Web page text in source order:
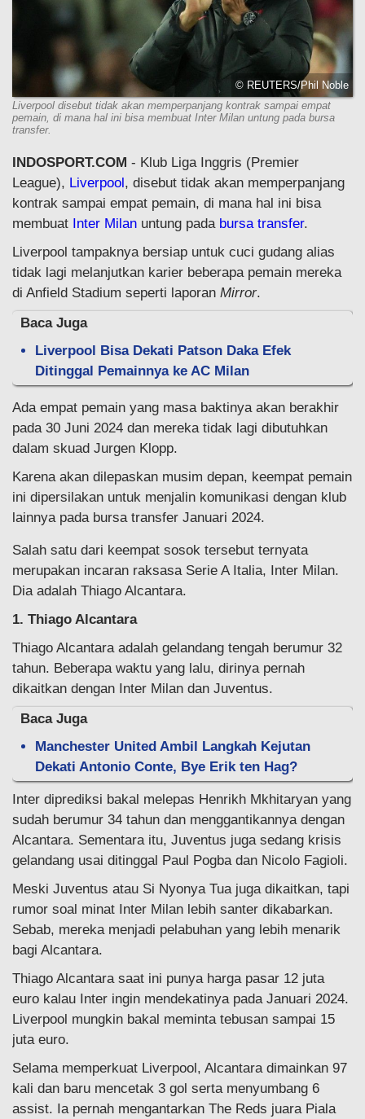
© REUTERS/Phil Noble
Liverpool disebut tidak akan memperpanjang kontrak sampai empat
pemain, di mana hal ini bisa membuat Inter Milan untung pada bursa
transfer.
INDOSPORT.COM - Klub Liga Inggris (Premier
League), Liverpool, disebut tidak akan memperpanjang
kontrak sampai empat pemain, di mana hal ini bisa
membuat Inter Milan untung pada bursa transfer.
Liverpool tampaknya bersiap untuk cuci gudang alias
tidak lagi melanjutkan karier beberapa pemain mereka
di Anfield Stadium seperti laporan Mirror.
Baca Juga
Liverpool Bisa Dekati Patson Daka Efek
Ditinggal Pemainnya ke AC Milan
Ada empat pemain yang masa baktinya akan berakhir
pada 30 Juni 2024 dan mereka tidak lagi dibutuhkan
dalam skuad Jurgen Klopp.
Karena akan dilepaskan musim depan, keempat pemain
ini dipersilakan untuk menjalin komunikasi dengan klub
lainnya pada bursa transfer Januari 2024.
Salah satu dari keempat sosok tersebut ternyata
merupakan incaran raksasa Serie A Italia, Inter Milan.
Dia adalah Thiago Alcantara.
1. Thiago Alcantara
Thiago Alcantara adalah gelandang tengah berumur 32
tahun. Beberapa waktu yang lalu, dirinya pernah
dikaitkan dengan Inter Milan dan Juventus.
Baca Juga
Manchester United Ambil Langkah Kejutan
Dekati Antonio Conte, Bye Erik ten Hag?
Inter diprediksi bakal melepas Henrikh Mkhitaryan yang
sudah berumur 34 tahun dan menggantikannya dengan
Alcantara. Sementara itu, Juventus juga sedang krisis
gelandang usai ditinggal Paul Pogba dan Nicolo Fagioli.
Meski Juventus atau Si Nyonya Tua juga dikaitkan, tapi
rumor soal minat Inter Milan lebih santer dikabarkan.
Sebab, mereka menjadi pelabuhan yang lebih menarik
bagi Alcantara.
Thiago Alcantara saat ini punya harga pasar 12 juta
euro kalau Inter ingin mendekatinya pada Januari 2024.
Liverpool mungkin bakal meminta tebusan sampai 15
juta euro.
Selama memperkuat Liverpool, Alcantara dimainkan 97
kali dan baru mencetak 3 gol serta menyumbang 6
assist. Ia pernah mengantarkan The Reds juara Piala